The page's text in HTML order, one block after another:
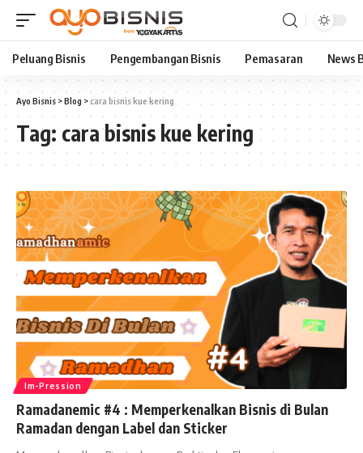
Peluang Bisnis Pengembangan Bisnis Pemasaran News
Ayo Bisnis >Blog > cara bisnis kue kering
Tag: cara bisnis kue kering
Im-Pression
Ramadanemic #4 : Memperkenalkan Bisnis di Bulan
Ramadan dengan Label dan Sticker